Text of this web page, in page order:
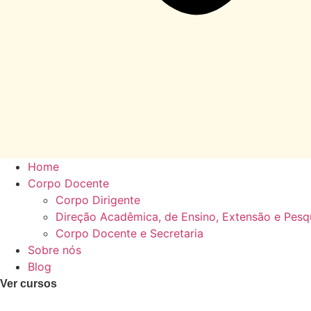
Home
Corpo Docente
Corpo Dirigente
Direção Acadêmica, de Ensino, Extensão e
Corpo Docente e Secretaria
Sobre nós
Blog
Ver cursos